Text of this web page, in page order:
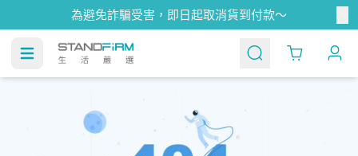
為避免詐騙受害，即日起取消貨到付款～
Cart